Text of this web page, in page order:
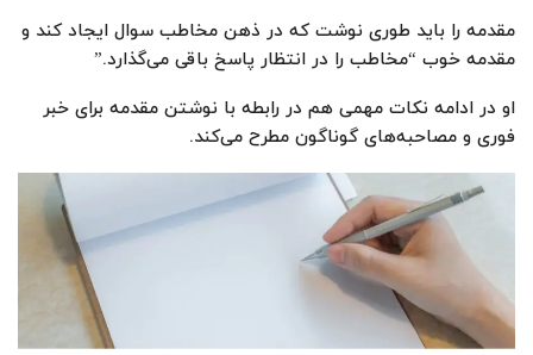
مقدمه را باید طوری نوشت که در ذهن مخاطب سوال ایجاد کند و
مقدمه خوب “مخاطب را در انتظار پاسخ باقی می‌گذارد.”
او در ادامه نکات مهمی هم در رابطه با نوشتن مقدمه برای خبر
فوری و مصاحبه‌های گوناگون مطرح می‌کند.